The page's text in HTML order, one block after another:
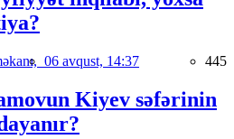
06 avqust, 14:37 445
Kiyev səfərinin